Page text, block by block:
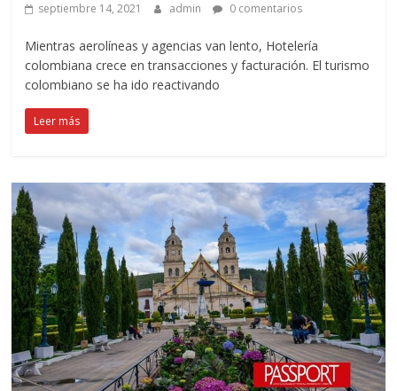
septiembre 14, 2021 admin 0 comentarios
Mientras aerolíneas y agencias van lento, Hotelería
colombiana crece en transacciones y facturación. El turismo
colombiano se ha ido reactivando
Leer más